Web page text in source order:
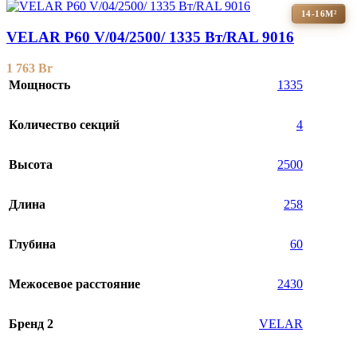
14-16М²
VELAR P60 V/04/2500/ 1335 Bт/RAL 9016
1 763 Br
Мощность
1335
Количество секций 4
Высота 2500
Длина 258
Глубина 60
Межосевое расстояние 2430
Бренд 2 VELAR